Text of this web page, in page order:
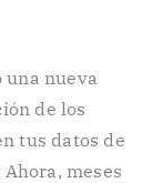
una nueva
de los
tus datos de
meses